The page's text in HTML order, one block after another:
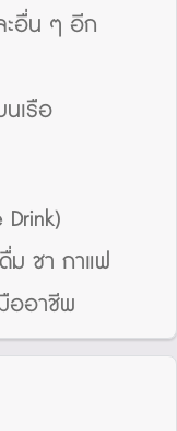
ะอื่น ๆ อีก
เรือ
ม ชา กาแฟ
ออาชีพ